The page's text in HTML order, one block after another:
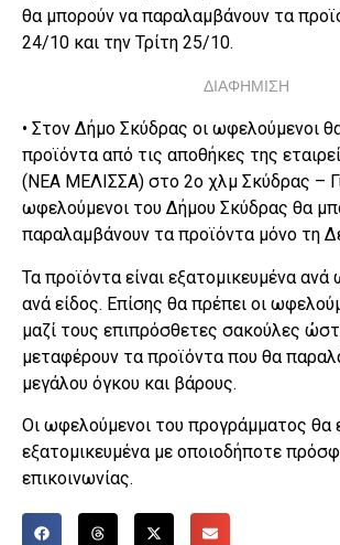
θα μπορούν να παραλαμβάνουν τα
24/10 και την Τρίτη 25/10.
ΔΙΑΦΗΜΙΣΗ
• Στον Δήμο Σκύδρας οι ωφελούμενοι
προϊόντα από τις αποθήκες της
(ΝΕΑ ΜΕΛΙΣΣΑ) στο 2ο χλμ Σκύδρας –
ωφελούμενοι του Δήμου Σκύδρας θα
παραλαμβάνουν τα προϊόντα μόνο τη
Τα προϊόντα είναι εξατομικευμένα
ανά είδος. Επίσης θα πρέπει οι
μαζί τους επιπρόσθετες σακούλες
μεταφέρουν τα προϊόντα που θα
μεγάλου όγκου και βάρους.
Οι ωφελούμενοι του προγράμματος θα
εξατομικευμένα με οποιοδήποτε
επικοινωνίας.